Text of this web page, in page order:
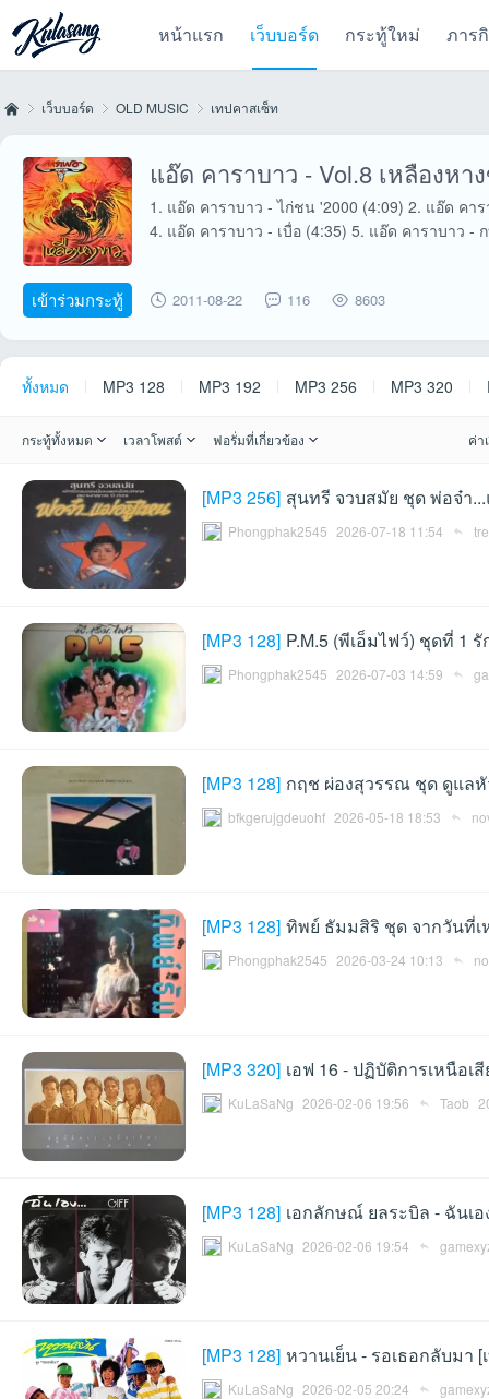
หน้าแรก เว็บบอร์ด กระทู้ใหม่ ภาร
»
เว็บบอร์ด
›
OLD MUSIC
›
เทปคาสเซ็ท
แอ๊ด คาราบาว - Vol.8 เหลืองหา
1. แอ๊ด คาราบาว - ไก่ชน '2000 (4:09) 2. แอ๊ด คา
4. แอ๊ด คาราบาว - เบื่อ (4:35) 5. แอ๊ด คาราบาว -
เข้าร่วมกระทู้ 2011-08-22 116 8603
ทั้งหมด MP3 128 MP3 192 MP3 256 MP3 320
กระทู้ทั้งหมด เวลาโพสต์ ฟอรั่มที่เกี่ยวข้อง ค่า
[MP3 256] สุนทรี จวบสมัย ชุด พ่อจ๋า
Phongphak2545 2026-07-18 11:54
[MP3 128] P.M.5 (พีเอ็มไฟว์) ชุดที่ 1
Phongphak2545 2026-07-03 14:59
[MP3 128] กฤช ผ่องสุวรรณ ชุด ดูแลหั
bfkgerujgdeuohf 2026-05-18 18:53
[MP3 128] ทิพย์ ธัมมสิริ ชุด จากวันที่เ
Phongphak2545 2026-03-24 10:13
[MP3 320] เอฟ 16 - ปฏิบัติการเหนือเ
KuLaSaNg 2026-02-06 19:56 Taob
[MP3 128] เอกลักษณ์ ยลระบิล - ฉันเอ
KuLaSaNg 2026-02-06 19:54
[MP3 128] หวานเย็น - รอเธอกลับมา [
KuLaSaNg 2026-02-05 20:24